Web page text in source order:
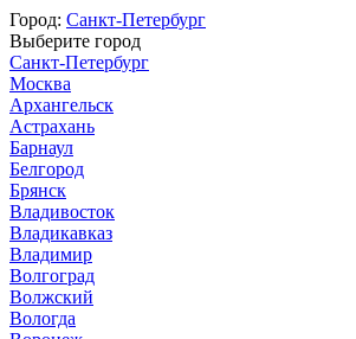
Город: Санкт-Петербург
Выберите город
Санкт-Петербург
Москва
Архангельск
Астрахань
Барнаул
Белгород
Брянск
Владивосток
Владикавказ
Владимир
Волгоград
Волжский
Вологда